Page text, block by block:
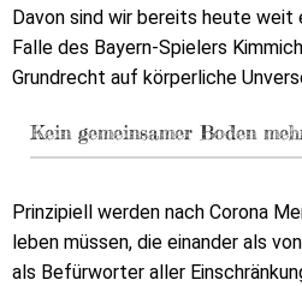
Davon sind wir bereits heute
Falle des Bayern-Spielers
Grundrecht auf körperliche
Kein gemeinsamer Boden
Prinzipiell werden nach Corona
leben müssen, die einander als
als Befürworter aller